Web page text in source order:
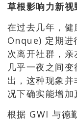
草根影响力新
在过去几年，健
Onque) 定期进
次离开社群，亲
几乎一夜之间
出，这种现象
况下确实能增加
根据 GWI 与德